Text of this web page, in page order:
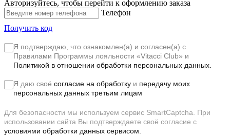
Авторизуйтесь, чтобы перейти к оформлению заказа
Телефон
Получить код
Я подтверждаю, что ознакомлен(а) и согласен(а) с
Правилами Программы лояльности «Vitacci Club» и
Политикой в отношении обработки персональных данных.
Я даю своё согласие на обработку и передачу моих
персональных данных третьим лицам
Для безопасности мы используем сервис SmartCaptcha. При
использовании сайта Вы подтверждаете своё согласие с
условиями обработки данных сервисом.